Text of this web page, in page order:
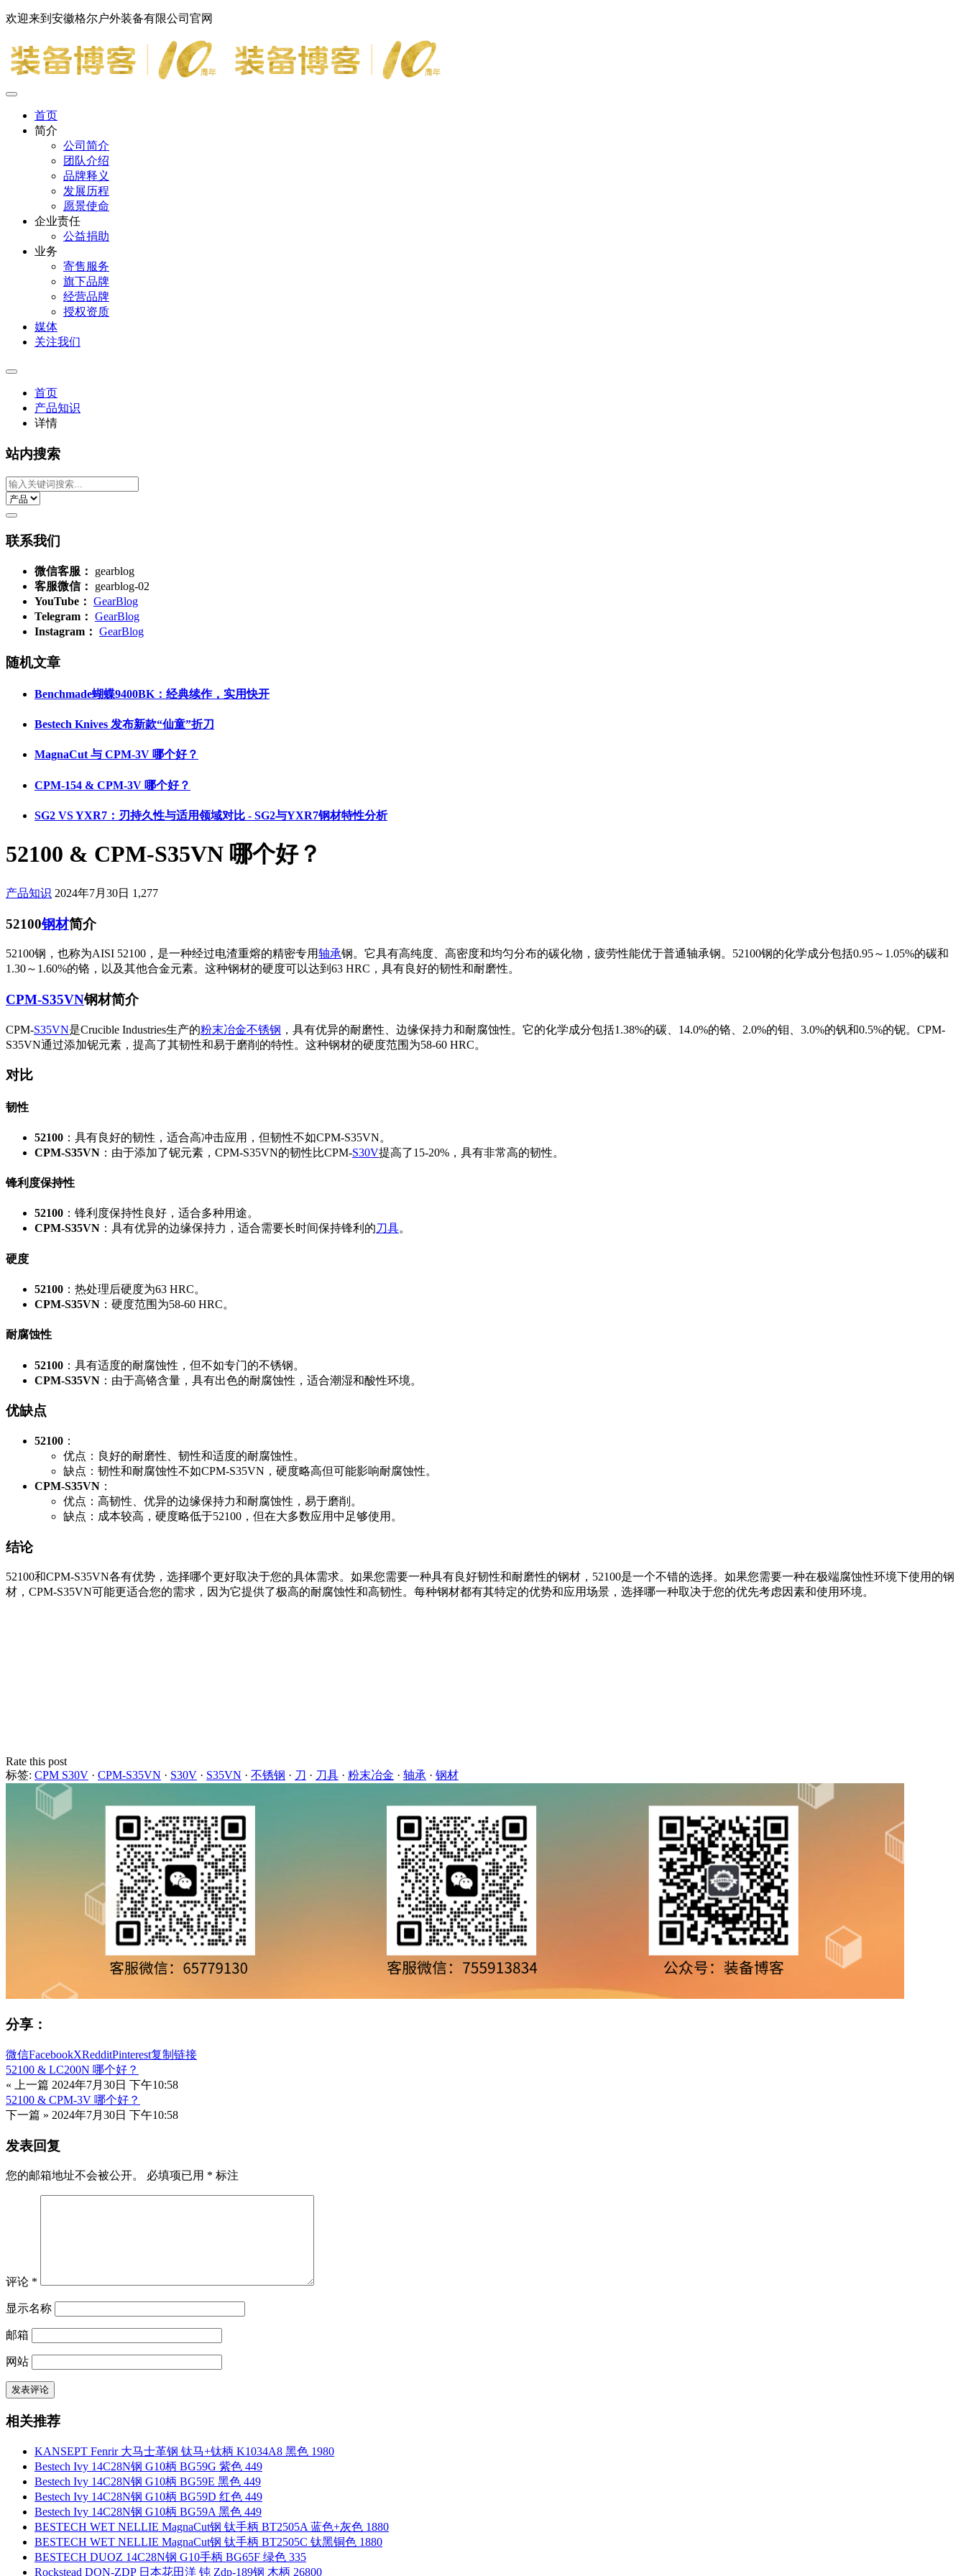
欢迎来到安徽格尔户外装备有限公司官网
首页
简介
公司简介
团队介绍
品牌释义
发展历程
愿景使命
企业责任
公益捐助
业务
寄售服务
旗下品牌
经营品牌
授权资质
媒体
关注我们
首页
产品知识
详情
站内搜索
联系我们
微信客服：
gearblog
客服微信：
gearblog-02
YouTube： GearBlog
Telegram： GearBlog
Instagram： GearBlog
随机文章
Benchmade蝴蝶9400BK：经典续作，实用快开
Bestech Knives 发布新款“仙童”折刀
MagnaCut 与 CPM-3V 哪个好？
CPM-154 & CPM-3V 哪个好？
SG2 VS YXR7：刃持久性与适用领域对比 - SG2与YXR7钢材特性分析
52100 & CPM-S35VN 哪个好？
产品知识 2024年7月30日 1,277
52100钢材简介
52100钢，也称为AISI 52100，是一种经过电渣重熔的精密专用轴承钢。它具有高纯度、高密度和均匀分布的碳化物，疲劳性能优于普通轴承钢。52100钢的化学成分包括0.95～1.05%的碳和
1.30～1.60%的铬，以及其他合金元素。这种钢材的硬度可以达到63 HRC，具有良好的韧性和耐磨性。
CPM-S35VN钢材简介
CPM-S35VN是Crucible Industries生产的粉末冶金不锈钢 ，具有优异的耐磨性、边缘保持力和耐腐蚀性。它的化学成分包括1.38%的碳、14.0%的铬、2.0%的钼、3.0%的钒和0.5%的铌。CPM-
S35VN通过添加铌元素，提高了其韧性和易于磨削的特性。这种钢材的硬度范围为58-60 HRC。
对比
韧性
52100 ：具有良好的韧性，适合高冲击应用，但韧性不如CPM-S35VN。
CPM-S35VN ：由于添加了铌元素，CPM-S35VN的韧性比CPM-S30V提高了15-20%，具有非常高的韧性。
锋利度保持性
52100 ：锋利度保持性良好，适合多种用途。
CPM-S35VN ：具有优异的边缘保持力，适合需要长时间保持锋利的刀具。
硬度
52100 ：热处理后硬度为63 HRC。
CPM-S35VN ：硬度范围为58-60 HRC。
耐腐蚀性
52100 ：具有适度的耐腐蚀性，但不如专门的不锈钢。
CPM-S35VN ：由于高铬含量，具有出色的耐腐蚀性，适合潮湿和酸性环境。
优缺点
52100 ：
优点：良好的耐磨性、韧性和适度的耐腐蚀性。
缺点：韧性和耐腐蚀性不如CPM-S35VN，硬度略高但可能影响耐腐蚀性。
CPM-S35VN ：
优点：高韧性、优异的边缘保持力和耐腐蚀性，易于磨削。
缺点：成本较高，硬度略低于52100，但在大多数应用中足够使用。
结论
52100和CPM-S35VN各有优势，选择哪个更好取决于您的具体需求。如果您需要一种具有良好韧性和耐磨性的钢材，52100是一个不错的选择。如果您需要一种在极端腐蚀性环境下使用的钢
材，CPM-S35VN可能更适合您的需求，因为它提供了极高的耐腐蚀性和高韧性。每种钢材都有其特定的优势和应用场景，选择哪一种取决于您的优先考虑因素和使用环境。
Rate this post
标签: CPM S30V · CPM-S35VN · S30V · S35VN · 不锈钢 · 刀 · 刀具 · 粉末冶金 · 轴承 · 钢材
分享：
微信FacebookXRedditPinterest复制链接
52100 & LC200N 哪个好？
« 上一篇 2024年7月30日 下午10:58
52100 & CPM-3V 哪个好？
下一篇 » 2024年7月30日 下午10:58
发表回复
您的邮箱地址不会被公开。 必填项已用 * 标注
评论 *
显示名称
邮箱
网站
相关推荐
KANSEPT Fenrir 大马士革钢 钛马+钛柄 K1034A8 黑色 1980
Bestech Ivy 14C28N钢 G10柄 BG59G 紫色 449
Bestech Ivy 14C28N钢 G10柄 BG59E 黑色 449
Bestech Ivy 14C28N钢 G10柄 BG59D 红色 449
Bestech Ivy 14C28N钢 G10柄 BG59A 黑色 449
BESTECH WET NELLIE MagnaCut钢 钛手柄 BT2505A 蓝色+灰色 1880
BESTECH WET NELLIE MagnaCut钢 钛手柄 BT2505C 钛黑铜色 1880
BESTECH DUOZ 14C28N钢 G10手柄 BG65F 绿色 335
Rockstead DON-ZDP 日本花田洋 钝 Zdp-189钢 木柄 26800